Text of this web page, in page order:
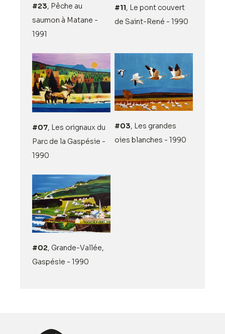
#23, Pêche au
saumon à Matane -
1991
#11, Le pont couvert
de Saint-René - 1990
#07, Les orignaux du
Parc de la Gaspésie -
1990
#03, Les grandes
oies blanches - 1990
#02, Grande-Vallée,
Gaspésie - 1990